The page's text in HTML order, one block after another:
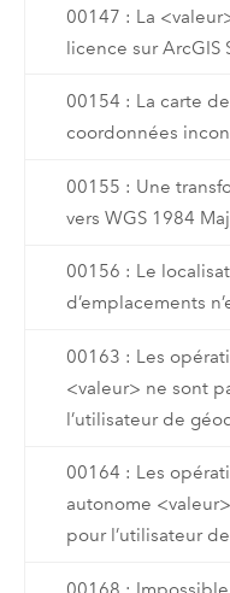
00147 : La
licence sur ArcGIS
00154 : La carte
coordonnées
00155 : Une
vers WGS 1984
00156 : Le
d’emplacements
00163 : Les
<valeur> ne sont
l’utilisateur de
00164 : Les
autonome
pour l’utilisateur